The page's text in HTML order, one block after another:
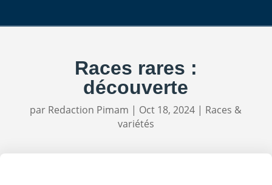
Races rares :
découverte
par Redaction Pimam | Oct 18, 2024 | Races &
variétés